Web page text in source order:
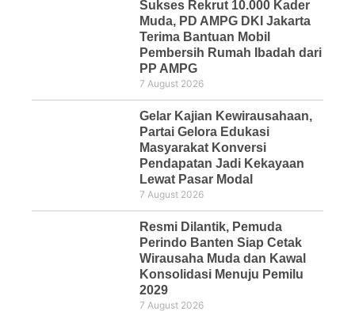
Sukses Rekrut 10.000 Kader
Muda, PD AMPG DKI Jakarta
Terima Bantuan Mobil
Pembersih Rumah Ibadah dari
PP AMPG
7 August 2026
Gelar Kajian Kewirausahaan,
Partai Gelora Edukasi
Masyarakat Konversi
Pendapatan Jadi Kekayaan
Lewat Pasar Modal
7 August 2026
Resmi Dilantik, Pemuda
Perindo Banten Siap Cetak
Wirausaha Muda dan Kawal
Konsolidasi Menuju Pemilu
2029
7 August 2026